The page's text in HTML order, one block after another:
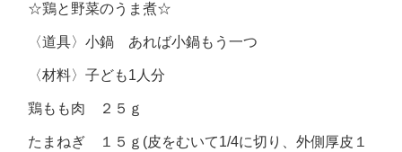
☆鶏と野菜のうま煮☆
〈道具〉小鍋 あれば小鍋もう一つ
〈材料〉子ども1人分
鶏もも肉 ２５ｇ
たまねぎ １５ｇ(皮をむいて1/4に切り、外側厚皮１